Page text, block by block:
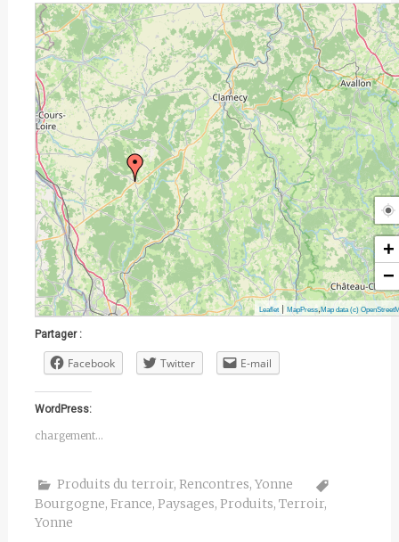
+
−
Leaflet| MapPress,Map data (c)
Partager :
Facebook Twitter E-mail
WordPress:
chargement…
Produits du terroir, Rencontres, Yonne
Bourgogne, France, Paysages, Produits, Terroir,
Yonne